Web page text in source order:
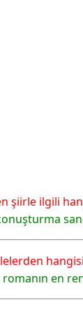
şiirle ilgili
romanın en